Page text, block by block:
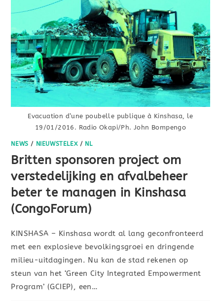
Evacuation d’une poubelle publique à Kinshasa, le
19/01/2016. Radio Okapi/Ph. John Bompengo
NEWS / NIEUWSTELEX/ NL
Britten sponsoren project om
verstedelijking en afvalbeheer
beter te managen in Kinshasa
(CongoForum)
KINSHASA – Kinshasa wordt al lang geconfronteerd
met een explosieve bevolkingsgroei en dringende
milieu-uitdagingen. Nu kan de stad rekenen op
steun van het ‘Green City Integrated Empowerment
Program’ (GCIEP), een…